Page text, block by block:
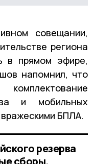
совещании,
региона
в прямом эфире,
напомнил, что
и мобильных
БПЛА.
резерва
сборы.